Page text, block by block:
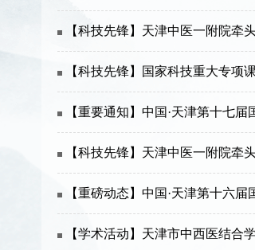
【科技先锋】天津中医一附院牵
【科技先锋】国家科技重大专项
【重要通知】中国·天津第十七
【科技先锋】天津中医一附院牵
【重磅动态】中国·天津第十六
【学术活动】天津市中西医结合